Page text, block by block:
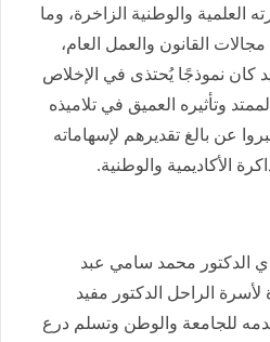
العلمية والوطنية الزاخرة، وما
القانون والعمل العام،
كان نموذجًا يُحتذى في الإخلاص
وتأثيره العميق في تلاميذه
عن بالغ تقديرهم لإسهاماته
الأكاديمية والوطنية.
الدكتور محمد سامي عبد
الراحل الدكتور مفيد
للجامعة والوطن وتسلم درع